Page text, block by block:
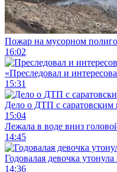
Пожар на мусорном
16:02
«Преследовал и
15:31
Дело о ДТП с саратовским
15:04
Лежала в воде вниз
14:45
Годовалая девочка
14:36